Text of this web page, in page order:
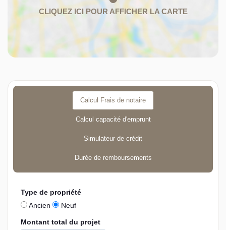
Calcul Frais de notaire
Calcul capacité d'emprunt
Simulateur de crédit
Durée de remboursements